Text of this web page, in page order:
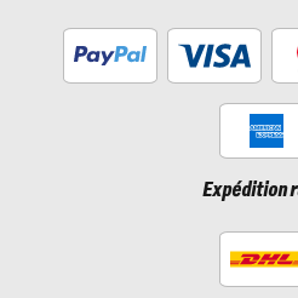
Expédition